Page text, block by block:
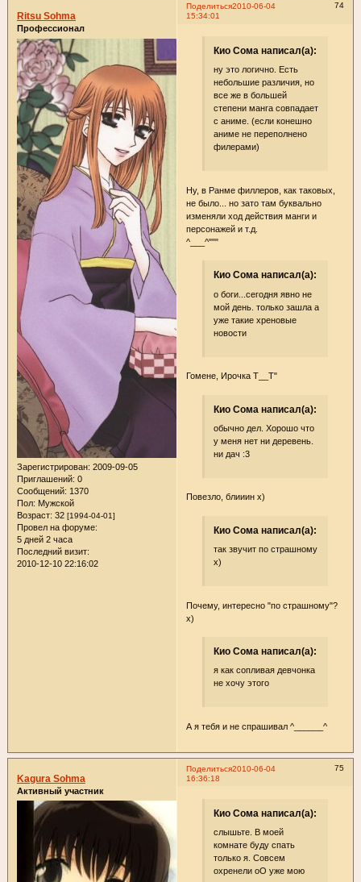
Поделиться 74
2010-06-04
15:34:01
Ritsu Sohma
Профессионал
Зарегистрирован: 2009-09-05
Приглашений: 0
Сообщений: 1370
Пол: Мужской
Возраст: 32 [1994-04-01]
Провел на форуме:
5 дней 2 часа
Последний визит:
2010-12-10 22:16:02
Кио Сома написал(а):
ну это логично. Есть
небольшие различия, но
все же в большей
степени манга совпадает
с аниме. (если конешно
аниме не переполнено
филерами)
Ну, в Ранме филлеров, как таковых,
не было... но зато там буквально
изменяли ход действия манги и
персонажей и т.д.
^___^"""
Кио Сома написал(а):
о боги...сегодня явно не
мой день. только зашла а
уже такие хреновые
новости
Гомене, Ирочка Т__Т"
Кио Сома написал(а):
обычно дел. Хорошо что
у меня нет ни деревень.
ни дач :3
Повезло, блииин х)
Кио Сома написал(а):
так звучит по страшному
х)
Почему, интересно "по страшному"?
х)
Кио Сома написал(а):
я как сопливая девчонка
не хочу этого
А я тебя и не спрашивал ^______^
Поделиться 75
2010-06-04
16:36:18
Kagura Sohma
Активный участник
Кио Сома написал(а):
слышьте. В моей
комнате буду спать
только я. Совсем
охренели оО уже мою